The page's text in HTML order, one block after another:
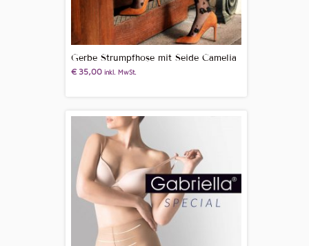
Gerbe Strumpfhose mit Seide Camelia
€35,00 inkl. MwSt.